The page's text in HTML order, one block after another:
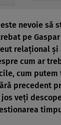
nevoie să
pe
relaţional şi
cum ar
cum putem
precedent
veţi